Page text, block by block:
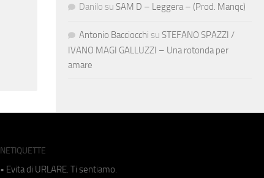
Danilo su SAM D – Leggera – (Prod. Manqc)
Antonio Bacciocchi su STEFANO SPAZZI /
IVANO MAGI GALLUZZI – Una rotonda per
amare
NETIQUETTE
• Evita di URLARE. Ti sentiamo.